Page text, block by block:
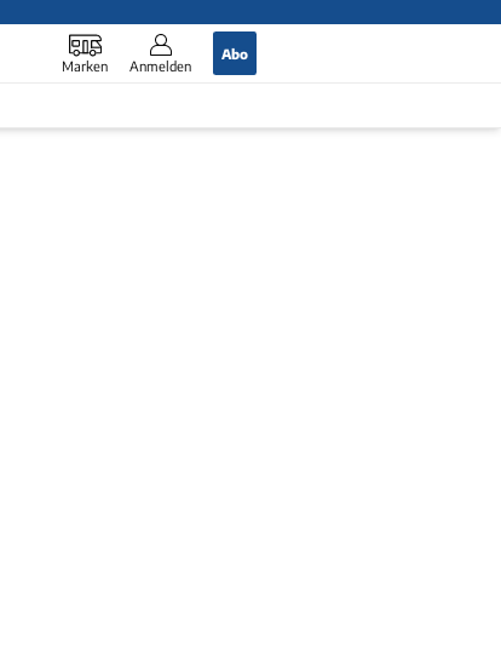
Marken Anmelden
Abo